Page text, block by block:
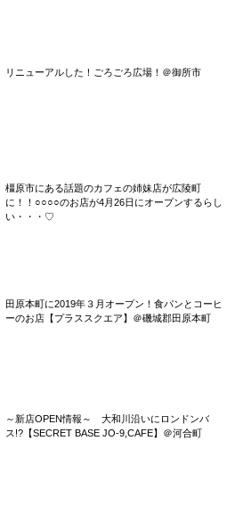
リニューアルした！ごろごろ広場！＠御所市
橿原市にある話題のカフェの姉妹店が広陵町
に！！○○○○のお店が4月26日にオープンするらし
い・・・♡
田原本町に2019年３月オープン！食パンとコーヒ
ーのお店【プラススクエア】＠磯城郡田原本町
～新店OPEN情報～ 大和川沿いにロンドンバ
ス!?【SECRET BASE JO-9,CAFE】＠河合町